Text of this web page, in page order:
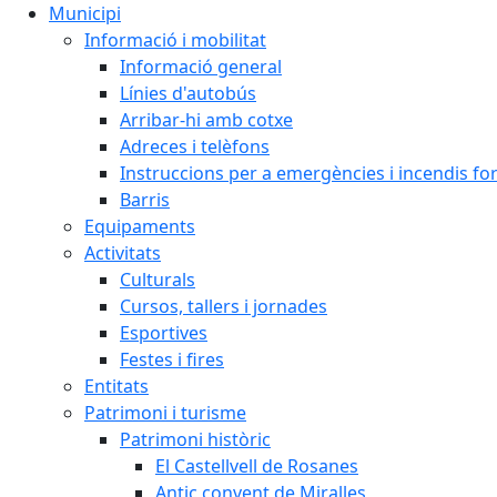
Municipi
Informació i mobilitat
Informació general
Línies d'autobús
Arribar-hi amb cotxe
Adreces i telèfons
Instruccions per a emergències i incendis
Barris
Equipaments
Activitats
Culturals
Cursos, tallers i jornades
Esportives
Festes i fires
Entitats
Patrimoni i turisme
Patrimoni històric
El Castellvell de Rosanes